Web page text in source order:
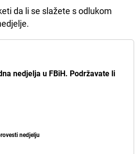
da li se slažete s odlukom
nedjelja u FBiH. Podržavate li
nedjelju